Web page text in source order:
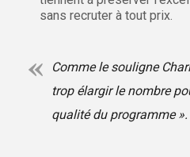
sans recruter à tout prix.
Comme le souligne
trop élargir le nombre
qualité du programme ».